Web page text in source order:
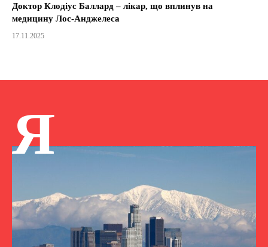
Доктор Клодіус Баллард – лікар, що вплинув на
медицину Лос-Анджелеса
17.11.2025
Я